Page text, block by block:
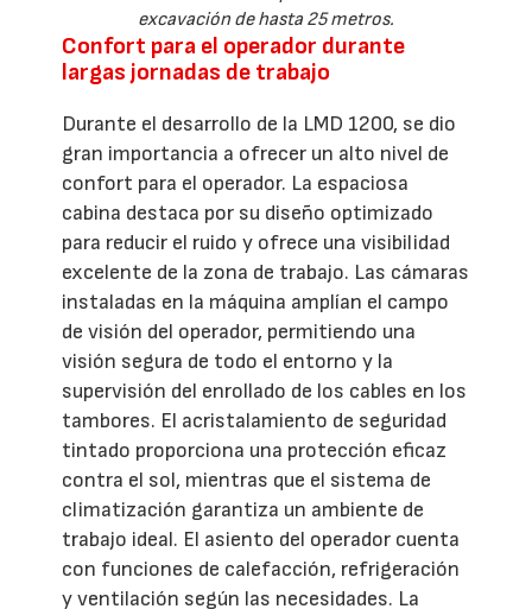
excavación de hasta 25 metros.
Confort para el operador durante
largas jornadas de trabajo
Durante el desarrollo de la LMD 1200, se dio
gran importancia a ofrecer un alto nivel de
confort para el operador. La espaciosa
cabina destaca por su diseño optimizado
para reducir el ruido y ofrece una visibilidad
excelente de la zona de trabajo. Las cámaras
instaladas en la máquina amplían el campo
de visión del operador, permitiendo una
visión segura de todo el entorno y la
supervisión del enrollado de los cables en los
tambores. El acristalamiento de seguridad
tintado proporciona una protección eficaz
contra el sol, mientras que el sistema de
climatización garantiza un ambiente de
trabajo ideal. El asiento del operador cuenta
con funciones de calefacción, refrigeración
y ventilación según las necesidades. La